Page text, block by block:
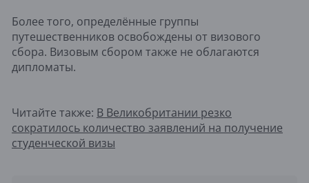
Более того, определённые группы
путешественников освобождены от визового
сбора. Визовым сбором также не облагаются
дипломаты.
Читайте также: В Великобритании резко
сократилось количество заявлений на получение
студенческой визы